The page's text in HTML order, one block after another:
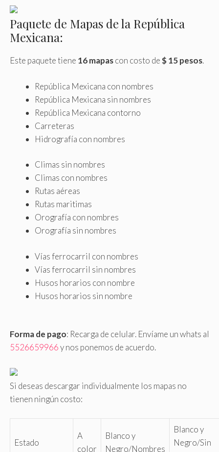
Paquete de Mapas de la República
Mexicana:
Este paquete tiene 16 mapascon costo de$ 15 pesos.
República Mexicana con nombres
República Mexicana sin nombres
República Mexicana contorno
Carreteras
Hidrografía con nombres
Climas sin nombres
Climas con nombres
Rutas aéreas
Rutas maritimas
Orografía con nombres
Orografía sin nombres
Vías ferrocarril con nombres
Vías ferrocarril sin nombres
Husos horarios con nombre
Husos horarios sin nombre
Forma de pago: Recarga de celular. Envíame un whats al
5526659966y nos ponemos de acuerdo.
Si deseas descargar individualmente los mapas no
tienen ningún costo:
Estado
A
color
Blanco y
Negro/Nombres
Blanco y
Negro/Sin